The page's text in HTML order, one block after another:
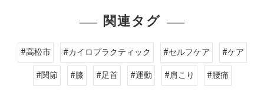
関連タグ
#高松市 #カイロプラクティック #セルフケア
#ケア
#関節
#膝 #足首 #運動 #肩こり #腰痛